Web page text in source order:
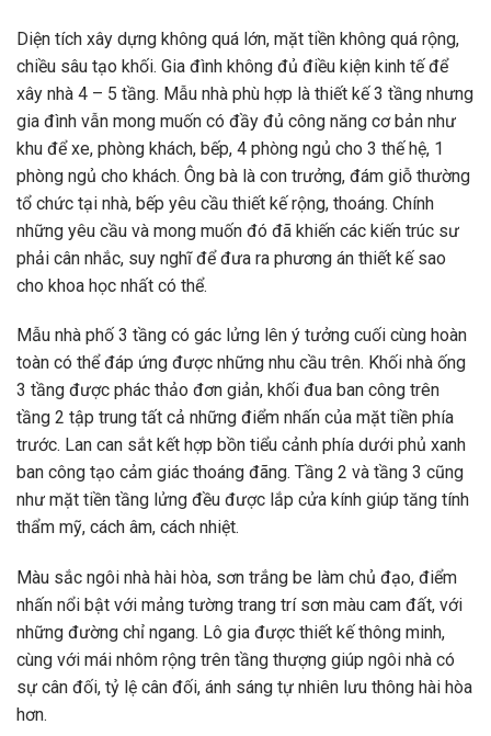
Diện tích xây dựng không quá lớn, mặt tiền không quá rộng,
chiều sâu tạo khối. Gia đình không đủ điều kiện kinh tế để
xây nhà 4 – 5 tầng. Mẫu nhà phù hợp là thiết kế 3 tầng nhưng
gia đình vẫn mong muốn có đầy đủ công năng cơ bản như
khu để xe, phòng khách, bếp, 4 phòng ngủ cho 3 thế hệ, 1
phòng ngủ cho khách. Ông bà là con trưởng, đám giỗ thường
tổ chức tại nhà, bếp yêu cầu thiết kế rộng, thoáng. Chính
những yêu cầu và mong muốn đó đã khiến các kiến ​​trúc sư
phải cân nhắc, suy nghĩ để đưa ra phương án thiết kế sao
cho khoa học nhất có thể.
Mẫu nhà phố 3 tầng có gác lửng lên ý tưởng cuối cùng hoàn
toàn có thể đáp ứng được những nhu cầu trên. Khối nhà ống
3 tầng được phác thảo đơn giản, khối đua ban công trên
tầng 2 tập trung tất cả những điểm nhấn của mặt tiền phía
trước. Lan can sắt kết hợp bồn tiểu cảnh phía dưới phủ xanh
ban công tạo cảm giác thoáng đãng. Tầng 2 và tầng 3 cũng
như mặt tiền tầng lửng đều được lắp cửa kính giúp tăng tính
thẩm mỹ, cách âm, cách nhiệt.
Màu sắc ngôi nhà hài hòa, sơn trắng be làm chủ đạo, điểm
nhấn nổi bật với mảng tường trang trí sơn màu cam đất, với
những đường chỉ ngang. Lô gia được thiết kế thông minh,
cùng với mái nhôm rộng trên tầng thượng giúp ngôi nhà có
sự cân đối, tỷ lệ cân đối, ánh sáng tự nhiên lưu thông hài hòa
hơn.